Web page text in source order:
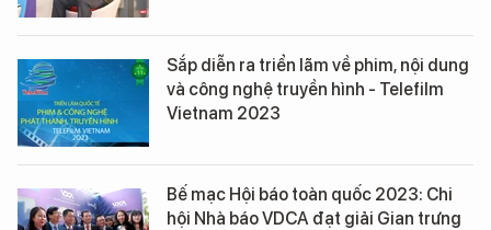
Sắp diễn ra triển lãm về phim, nội dung
và công nghệ truyền hình - Telefilm
Vietnam 2023
Bế mạc Hội báo toàn quốc 2023: Chi
hội Nhà báo VDCA đạt giải Gian trưng